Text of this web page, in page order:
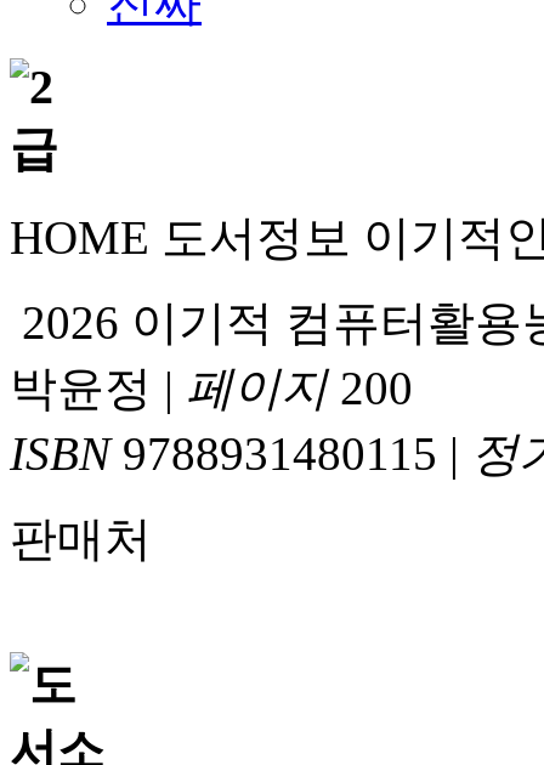
HOME 도서정보 이기적
2026 이기적 컴퓨터활
박윤정 | 페이지200
ISBN9788931480115 | 정
판매처